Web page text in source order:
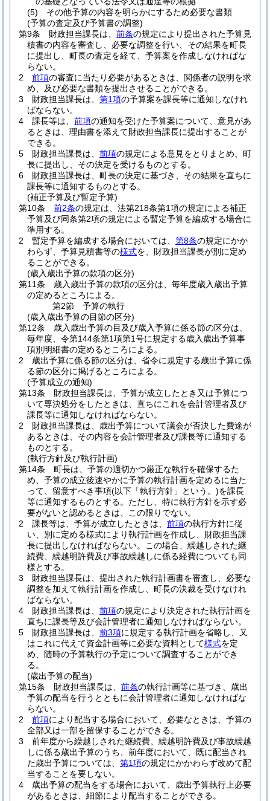
(5)
その他予算の内容を明らかにするため必要な書類
(予算の査定及び予算書の調整)
第9条
財政担当課長は、 前条の規定により提出された予算見
積書の内容を審査し、必要な調整を行い、その結果を町長
に提出し、町長の査定を経て、予算案を作成しなければな
らない。
2
前項の審査に当たり必要があるときは、関係者の説明を求
め、及び必要な書類を提出させることができる。
3
財政担当課長は、 第1項の予算案を課長等に通知しなけれ
ばならない。
4
課長等は、 前項の通知を受けた予算案について、意見があ
るときは、理由書を添えて財政担当課長に提出することが
できる。
5
財政担当課長は、 前項の規定による意見をとりまとめ、町
長に提出し、その決定を受けるものとする。
6
財政担当課長は、町長の決定に基づき、その結果を直ちに
課長等に通知するものとする。
(補正予算及び暫定予算)
第10条
前2条の規定は、法第218条第1項の規定による補正
予算及び同条第2項の規定による暫定予算を編成する場合に
準用する。
2
暫定予算を編成する場合においては、 第8条の規定にかか
わらず、予算見積書等の様式を、財政担当課長が別に定め
ることができる。
(歳入歳出予算の款項の区分)
第11条
歳入歳出予算の款項の区分は、毎年度歳入歳出予算
の定めるところによる。
第2節
予算の執行
(歳入歳出予算の目節の区分)
第12条
歳入歳出予算の目及び歳入予算に係る節の区分は、
毎年度、令第144条第1項第1号に規定する歳入歳出予算事
項別明細書の定めるところによる。
2
歳出予算に係る節の区分は、省令に規定する歳出予算に係
る節の区分に掲げるところによる。
(予算成立の通知)
第13条
財政担当課長は、予算が成立したとき又は予算につ
いて専決処分をしたときは、直ちにこれを会計管理者及び
課長等に通知しなければならない。
2
財政担当課長は、歳出予算について議会が否決した費途が
あるときは、その内容を会計管理者及び課長等に通知する
ものとする。
(執行方針及び執行計画)
第14条
町長は、予算の適切かつ厳正な執行を確保するた
め、予算の成立後速やかに予算の執行計画を定めるに当た
って、留意すべき事項(以下「執行方針」という。)を課長
等に通知するものとする。 ただし、特に執行方針を示す必
要がないと認めるときは、この限りでない。
2
課長等は、予算が成立したときは、 前項の執行方針に従
い、別に定める様式により執行計画を作成し、財政担当課
長に提出しなければならない。
この場合、繰越しされた継
続費、繰越明許費及び事故繰越しに係る経費についても同
様とする。
3
財政担当課長は、提出された執行計画書を審査し、必要な
調整を加えて執行計画を作成し、町長の決裁を受けなけれ
ばならない。
4
財政担当課長は、 前項の規定により決定された執行計画を
直ちに課長等及び会計管理者に通知しなければならない。
5
財政担当課長は、 前3項に規定する執行計画を省略し、又
はこれに代えて資金計画等に必要な資料として様式を定
め、随時の予算執行の予定について調査することができ
る。
(歳出予算の配当)
第15条
財政担当課長は、 前条の執行計画等に基づき、歳出
予算の配当を行うとともに会計管理者に通知しなければな
らない。
2
前項により配当する場合において、必要なときは、予算の
全部又は一部を留保することができる。
3
前年度から繰越しされた継続費、繰越明許費及び事故繰越
しに係る歳出予算のうち、前年度において、既に配当され
た歳出予算については、 第1項の規定にかかわらず改めて配
当することを要しない。
4
歳出予算の配当をする場合において、歳出予算執行上必要
があるときは、細節により配当することができる。